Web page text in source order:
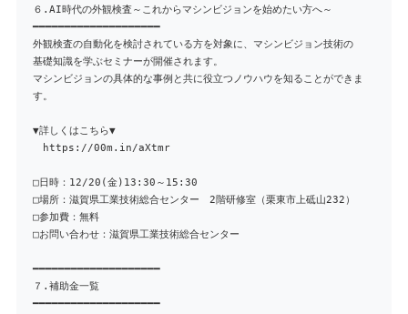
６.AI時代の外観検査～これからマシンビジョンを始めたい方へ～
━━━━━━━━━━━━━━━━━━━━
外観検査の自動化を検討されている方を対象に、マシンビジョン技術の
基礎知識を学ぶセミナーが開催されます。
マシンビジョンの具体的な事例と共に役立つノウハウを知ることができま
す。
▼詳しくはこちら▼
https://00m.in/aXtmr
□日時：12/20(金)13:30～15:30
□場所：滋賀県工業技術総合センター 2階研修室（栗東市上砥山232）
□参加費：無料
□お問い合わせ：滋賀県工業技術総合センター
━━━━━━━━━━━━━━━━━━━━
７.補助金一覧
━━━━━━━━━━━━━━━━━━━━